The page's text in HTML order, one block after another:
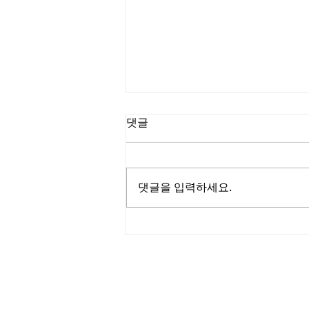
댓글
댓글을 입력하세요.